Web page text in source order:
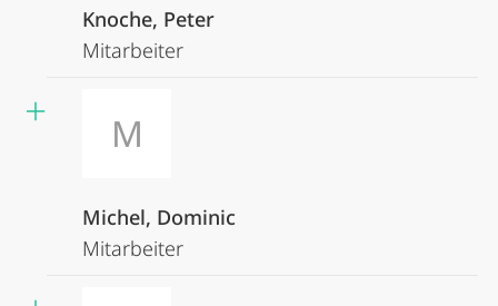
Knoche, Peter
Mitarbeiter
M
Michel, Dominic
Mitarbeiter